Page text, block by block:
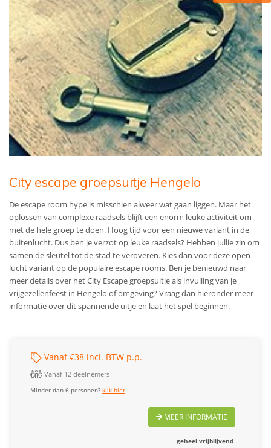
City escape groepsuitje Hengelo
De escape room hype is misschien alweer wat gaan liggen. Maar het
oplossen van complexe raadsels blijft een enorm leuke activiteit om
met de hele groep te doen. Hoog tijd voor een nieuwe variant in de
buitenlucht. Dus ben je verzot op leuke raadsels? Hebben jullie zin om
samen de sleutel tot de stad te veroveren. Kies dan voor deze open
lucht variant op de populaire escape rooms. Ben je benieuwd naar
meer details over het City Escape groepsuitje als invulling van je
vrijgezellenfeest in Hengelo of omgeving? Vraag dan hieronder meer
informatie over dit spannende uitje en laat het spel beginnen.
Vanaf €38 incl. BTW p.p.
Vanaf 12 deelnemers
Minder dan 6 personen?klik hier
MEER INFORMATIE
geheel vrijblijvend